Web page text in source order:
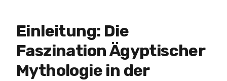
Einleitung: Die
Faszination Ägyptischer
Mythologie in der